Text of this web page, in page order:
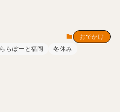
おでかけ
ららぽーと福岡
冬休み